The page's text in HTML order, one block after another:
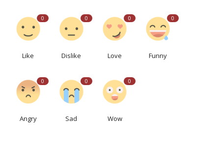
0
Like
0
Dislike
0
Love
0
Funny
0
Angry
0
Sad
0
Wow